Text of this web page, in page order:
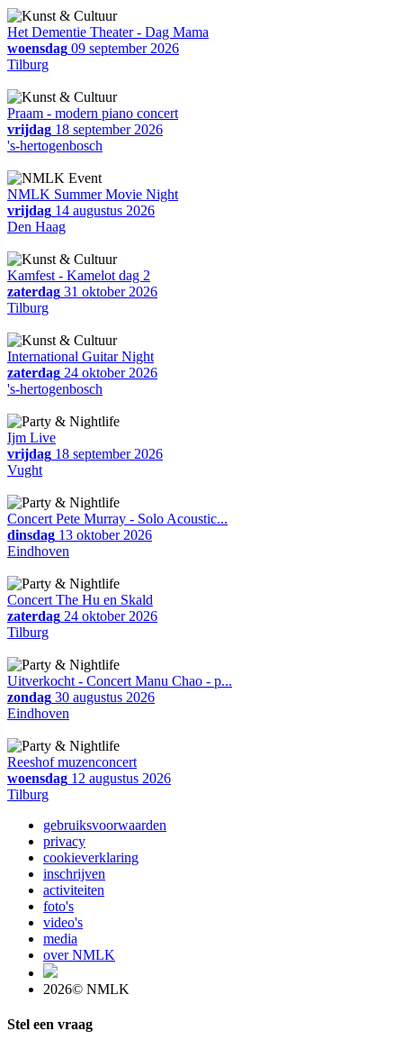
Het Dementie Theater - Dag Mama
woensdag 09 september 2026
Tilburg
Praam - modern piano concert
vrijdag 18 september 2026
's-hertogenbosch
NMLK Summer Movie Night
vrijdag 14 augustus 2026
Den Haag
Kamfest - Kamelot dag 2
zaterdag 31 oktober 2026
Tilburg
International Guitar Night
zaterdag 24 oktober 2026
's-hertogenbosch
Ijm Live
vrijdag 18 september 2026
Vught
Concert Pete Murray - Solo Acoustic...
dinsdag 13 oktober 2026
Eindhoven
Concert The Hu en Skald
zaterdag 24 oktober 2026
Tilburg
Uitverkocht - Concert Manu Chao - p...
zondag 30 augustus 2026
Eindhoven
Reeshof muzenconcert
woensdag 12 augustus 2026
Tilburg
gebruiksvoorwaarden
privacy
cookieverklaring
inschrijven
activiteiten
foto's
video's
media
over NMLK
2026© NMLK
Stel een vraag